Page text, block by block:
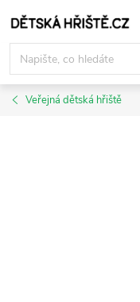
na
obsah
Veřejná dětská hřiště